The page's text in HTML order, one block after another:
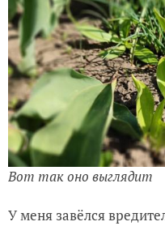
Вот так оно выглядит
У меня завёлся